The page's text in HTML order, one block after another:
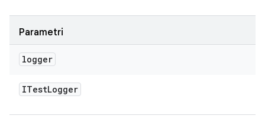
Parametri
logger
ITestLogger